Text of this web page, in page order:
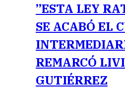
”ESTA LEY
SE ACABÓ EL
REMARCÓ
GUTIÉRREZ